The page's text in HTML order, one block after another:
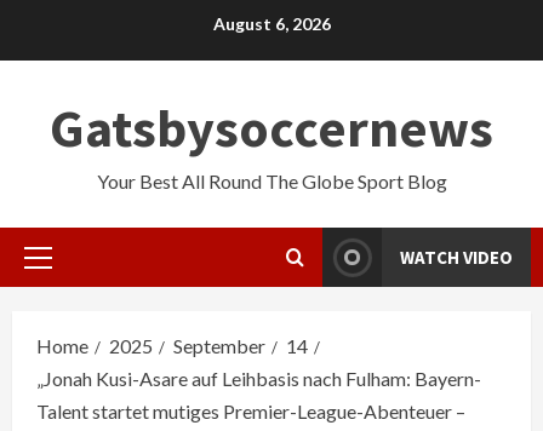
August 6, 2026
Gatsbysoccernews
Your Best All Round The Globe Sport Blog
Primary
WATCH VIDEO
Home 2025 September
14
„Jonah Kusi-Asare auf Leihbasis nach Fulham: Bayern-
Talent startet mutiges Premier-League-Abenteuer –